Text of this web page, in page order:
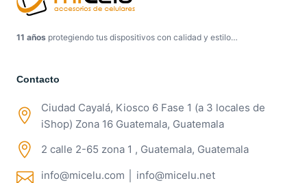
11 años protegiendo tus dispositivos con calidad y estilo…
Contacto
Ciudad Cayalá, Kiosco 6 Fase 1 (a 3 locales de
iShop) Zona 16 Guatemala, Guatemala
2 calle 2-65 zona 1 , Guatemala, Guatemala
info@micelu.com │ info@micelu.net